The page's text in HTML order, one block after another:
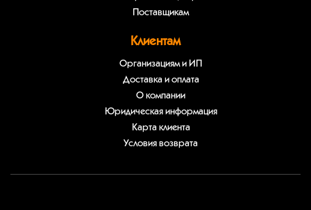
Поставщикам
Клиентам
Организациям и ИП
Доставка и оплата
О компании
Юридическая информация
Карта клиента
Условия возврата